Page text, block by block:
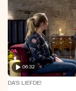
06:32
DA'S LIEFDE!